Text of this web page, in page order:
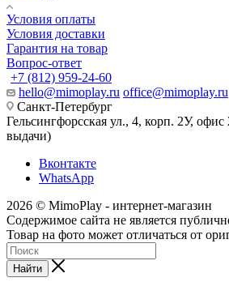
Условия оплаты
Условия доставки
Гарантия на товар
Вопрос-ответ
+7 (812) 959-24-60
hello@mimoplay.ru office@mimoplay.ru
Санкт-Петербург
Гельсингфорсская ул., 4, корп. 2У,
выдачи)
Вконтакте
WhatsApp
2026 © MimoPlay - интернет-магазин
Содержимое сайта не является
Товар на фото может отличаться от
Найти